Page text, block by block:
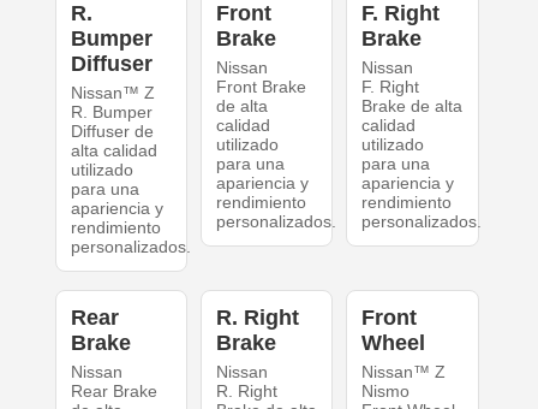
R.
Bumper
Diffuser
Nissan™ Z
R. Bumper
Diffuser de
alta calidad
utilizado
para una
apariencia y
rendimiento
personalizados.
Front
Brake
Nissan
Front Brake
de alta
calidad
utilizado
para una
apariencia y
rendimiento
personalizados.
F. Right
Brake
Nissan
F. Right
Brake de alta
calidad
utilizado
para una
apariencia y
rendimiento
personalizados.
Rear
Brake
Nissan
Rear Brake
R. Right
Brake
Nissan
R. Right
Front
Wheel
Nissan™ Z
Nismo